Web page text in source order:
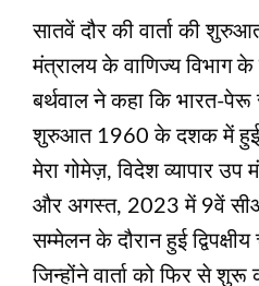
सातवें दौर की वार्ता की
मंत्रालय के वाणिज्य विभाग
बर्थवाल ने कहा कि भारत-
शुरुआत 1960 के दशक में हुई
मेरा गोमेज़, विदेश व्यापार उप
और अगस्त, 2023 में 9वें
सम्मेलन के दौरान हुई
जिन्होंने वार्ता को फिर से शुरू